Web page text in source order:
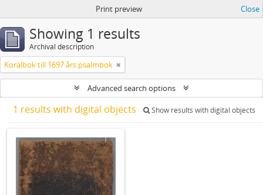
Print preview Close
Showing 1 results
Archival description
Koralbok till 1697 års psalmbok
Advanced search options
1 results with digital objects Show results with digital objects